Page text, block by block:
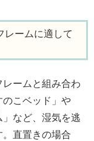
レームに適して
ームと組み合わ
こベッド」や
」など、湿気を逃
直置きの場合